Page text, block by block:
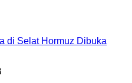
di Selat Hormuz Dibuka